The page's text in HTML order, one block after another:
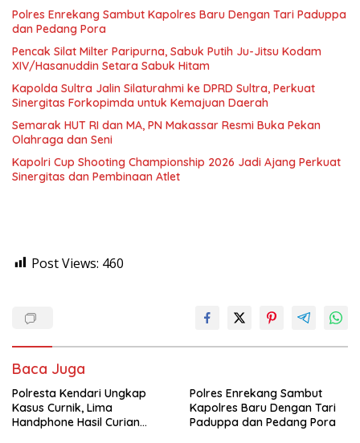
Polres Enrekang Sambut Kapolres Baru Dengan Tari Paduppa
dan Pedang Pora
Pencak Silat Milter Paripurna, Sabuk Putih Ju-Jitsu Kodam
XIV/Hasanuddin Setara Sabuk Hitam
Kapolda Sultra Jalin Silaturahmi ke DPRD Sultra, Perkuat
Sinergitas Forkopimda untuk Kemajuan Daerah
Semarak HUT RI dan MA, PN Makassar Resmi Buka Pekan
Olahraga dan Seni
Kapolri Cup Shooting Championship 2026 Jadi Ajang Perkuat
Sinergitas dan Pembinaan Atlet
Post Views: 460
Baca Juga
Polresta Kendari Ungkap
Kasus Curnik, Lima
Handphone Hasil Curian
Polres Enrekang Sambut
Kapolres Baru Dengan Tari
Paduppa dan Pedang Pora